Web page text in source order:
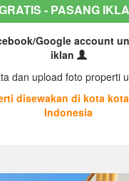
- PASANG
Google account
iklan
dan upload foto properti
disewakan di kota
Indonesia